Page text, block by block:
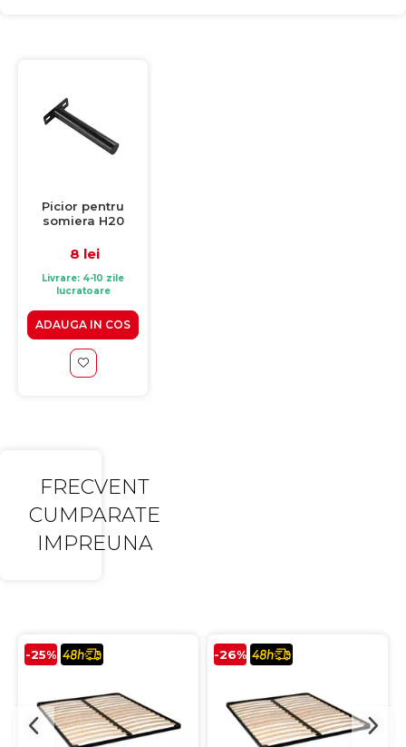
Picior pentru
somiera H20
8 lei
Livrare: 4-10 zile
lucratoare
ADAUGA IN COS
FRECVENT
CUMPARATE
IMPREUNA
-25% -26%